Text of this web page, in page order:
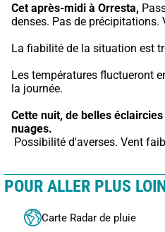
Cet après-midi à Orresta,
denses. Pas de précipitations.
La fiabilité de la situation est
Les températures fluctueront
la journée.
Cette nuit, de belles
nuages.
Possibilité d'averses. Vent
POUR ALLER PLUS
Carte Radar de pluie